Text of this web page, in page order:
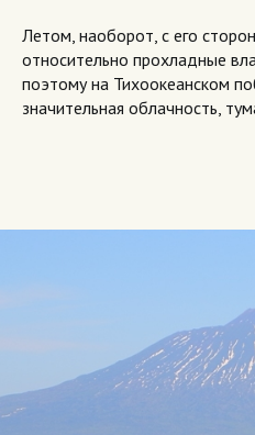
Летом, наоборот, с его
относительно прохладные
поэтому на Тихоокеанском
значительная облачность,